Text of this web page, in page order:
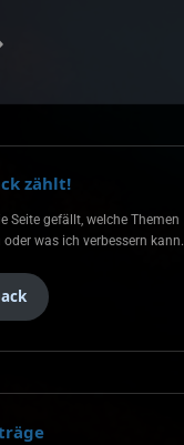
zählt!
Seite gefällt, welche Themen
was ich verbessern kann.